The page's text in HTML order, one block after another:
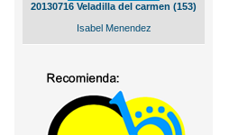
20130716 Veladilla del carmen (153)
Isabel Menendez